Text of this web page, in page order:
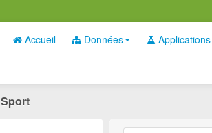
Accueil Données Applications
Sport